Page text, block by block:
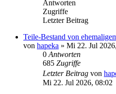
Antworten
Zugriffe
Letzter Beitrag
Teile-Bestand von
von hapeka » Mi 22. Jul
0 Antworten
685 Zugriffe
Letzter Beitrag von
Mi 22. Jul 2026, 08:02